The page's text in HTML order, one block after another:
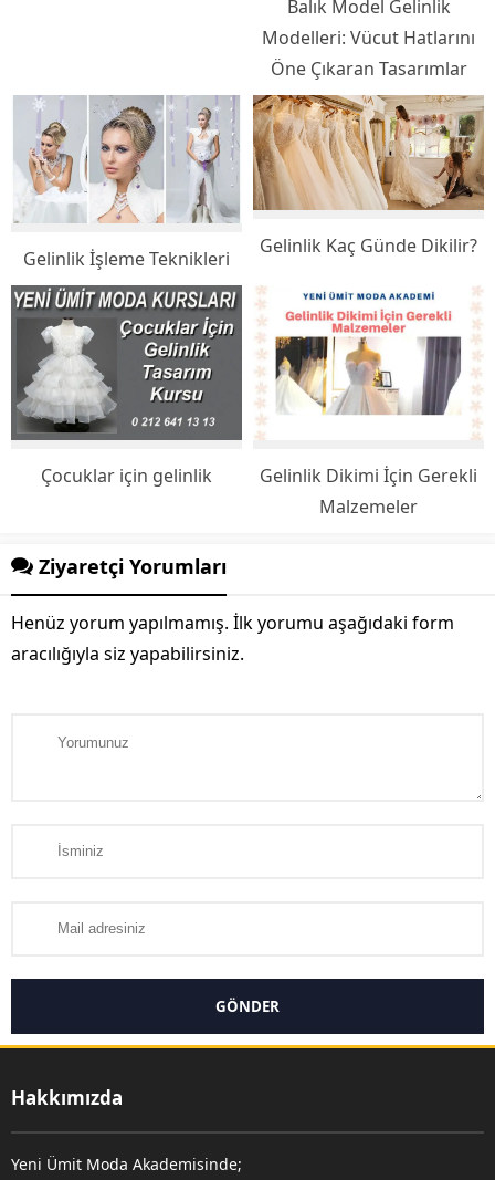
Balık Model Gelinlik
Modelleri: Vücut Hatlarını
Öne Çıkaran Tasarımlar
Gelinlik İşleme Teknikleri
Gelinlik Kaç Günde Dikilir?
Çocuklar için gelinlik
Gelinlik Dikimi İçin Gerekli
Malzemeler
Ziyaretçi Yorumları
Henüz yorum yapılmamış. İlk yorumu aşağıdaki form
aracılığıyla siz yapabilirsiniz.
Hakkımızda
Yeni Ümit Moda Akademisinde;